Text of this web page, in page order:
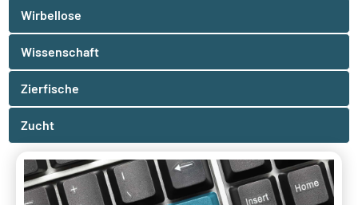
Wirbellose
Wissenschaft
Zierfische
Zucht